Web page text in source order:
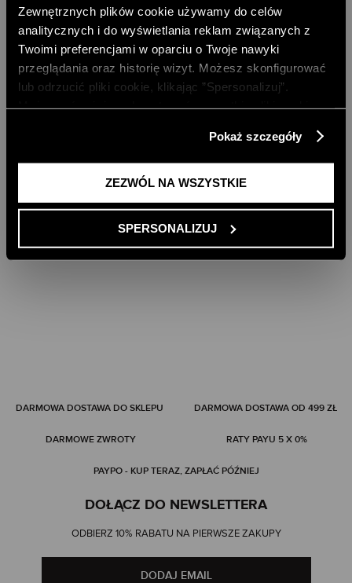
Zewnętrznych plików cookie używamy do celów
analitycznych i do wyświetlania reklam związanych z
Twoimi preferencjami w oparciu o Twoje nawyki
przeglądania oraz historię wizyt. Możesz skonfigurować
lub odrzucić pliki cookie, klikając ”Spersonalizuj”.
Polityce Prywatności
Pokaż szczegóły
ZEZWÓL NA WSZYSTKIE
SPERSONALIZUJ
DARMOWA DOSTAWA DO SKLEPU DARMOWA DOSTAWA OD 499 ZŁ
DARMOWE ZWROTY RATY PAYU 5 X 0%
PAYPO - KUP TERAZ, ZAPŁAĆ PÓŹNIEJ
DOŁĄCZ DO NEWSLETTERA
ODBIERZ 10% RABATU NA PIERWSZE ZAKUPY
DODAJ EMAIL